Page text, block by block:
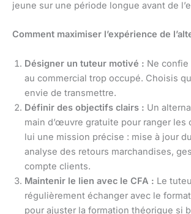
jeune sur une période longue avant de
Comment maximiser l’expérience de
Désigner un tuteur motivé : Ne confie
au commercial trop occupé. Choisis
envie de transmettre.
Définir des objectifs clairs : Un
main d’œuvre gratuite pour ranger les
lui une mission précise : mise à jour
analyse des retours marchandises,
compte clients.
Maintenir le lien avec le CFA : Le
régulièrement échanger avec le
pour ajuster la formation théorique si